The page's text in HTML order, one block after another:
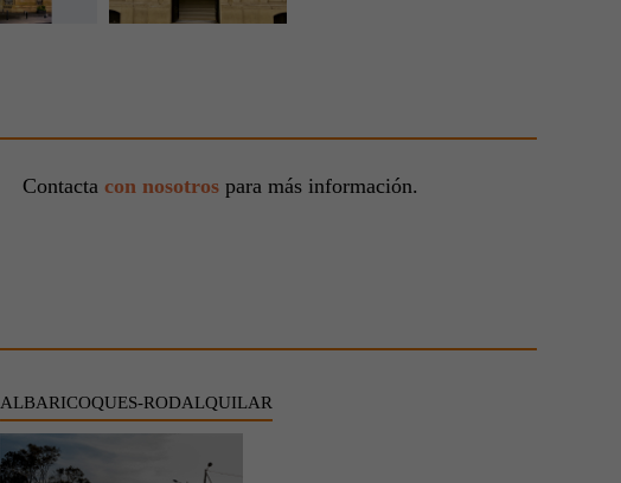
Contacta con nosotrospara más información.
ALBARICOQUES-RODALQUILAR